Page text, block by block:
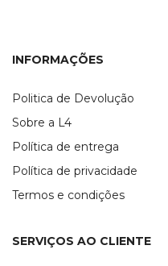
INFORMAÇÕES
Politica de Devolução
Sobre a L4
Política de entrega
Política de privacidade
Termos e condições
SERVIÇOS AO CLIENTE